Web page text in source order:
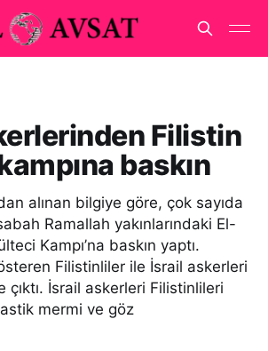
Filistin
baskın
alınan bilgiye göre, çok sayıda
Ramallah yakınlarındaki El-
Kampı’na baskın yaptı.
Filistinliler ile İsrail askerleri
çıktı. İsrail askerleri Filistinlileri
mermi ve göz